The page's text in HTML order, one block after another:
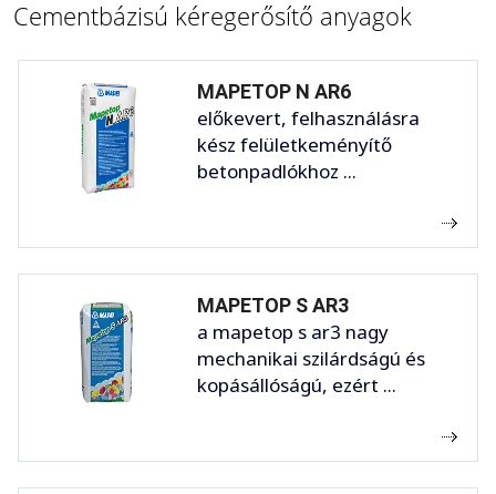
Cementbázisú kéregerősítő anyagok
MAPETOP N AR6
előkevert, felhasználásra
kész felületkeményítő
betonpadlókhoz ...
MAPETOP S AR3
a mapetop s ar3 nagy
mechanikai szilárdságú és
kopásállóságú, ezért ...